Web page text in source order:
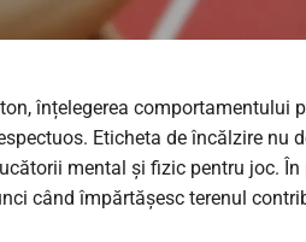
înțelegerea comportamentului
Eticheta de încălzire nu
mental și fizic pentru joc.
când împărtășesc terenul